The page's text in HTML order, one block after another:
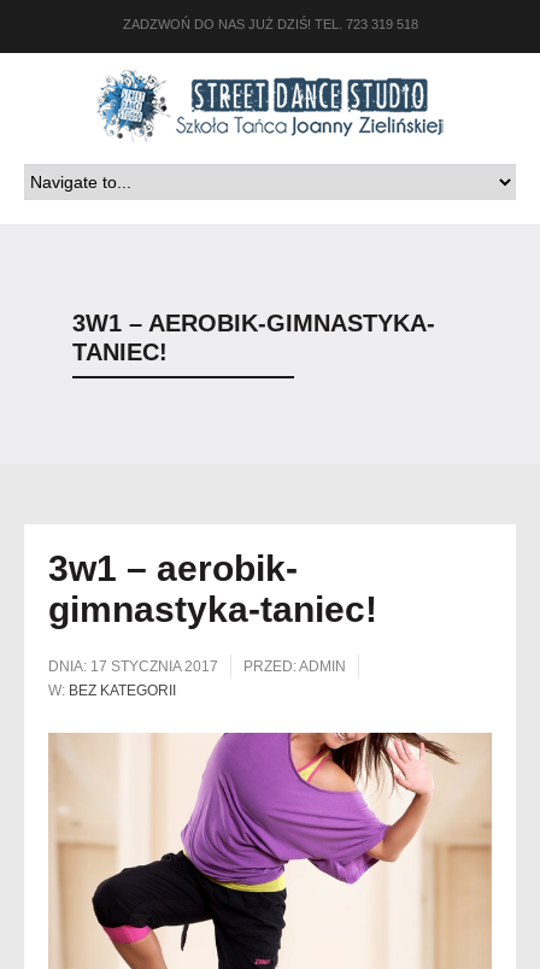
ZADZWOŃ DO NAS JUŻ DZIŚ! TEL. 723 319 518
3W1 – AEROBIK-GIMNASTYKA-
TANIEC!
3w1 – aerobik-
gimnastyka-taniec!
DNIA: 17 STYCZNIA 2017 PRZED:ADMIN
W: BEZ KATEGORII